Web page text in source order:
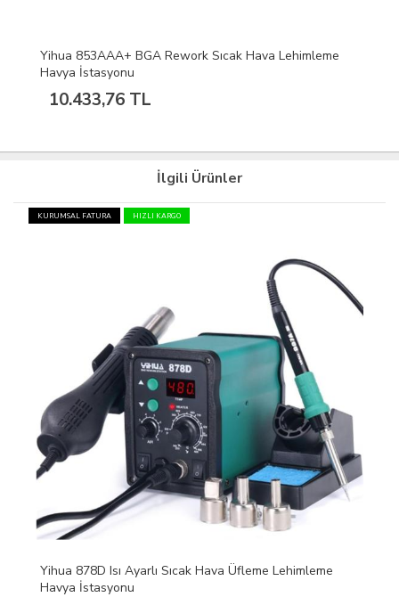
Yihua 853AAA+ BGA Rework Sıcak Hava Lehimleme
Havya İstasyonu
10.433,76 TL
İlgili Ürünler
KURUMSAL FATURA HIZLI KARGO
Yihua 878D Isı Ayarlı Sıcak Hava Üfleme Lehimleme
Havya İstasyonu